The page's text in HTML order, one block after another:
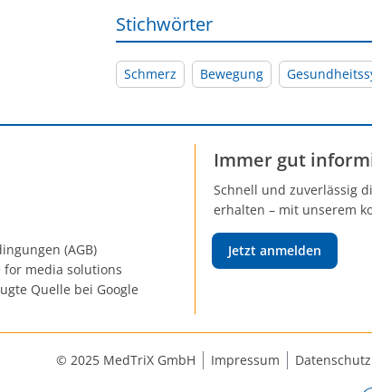
Stichwörter
Schmerz Bewegung
(AGB)
for media solutions
Quelle bei Google
Immer gut
Schnell und zuverlässig
erhalten – mit unserem
Jetzt anmelden
© 2025 MedTriX GmbH Impressum Datenschutz